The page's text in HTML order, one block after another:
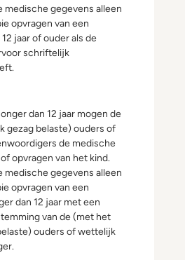
medische gegevens alleen
opvragen van een
jaar of ouder als de
schriftelijk
dan 12 jaar mogen de
gezag belaste) ouders of
de medische
opvragen van het kind.
medische gegevens alleen
opvragen van een
dan 12 jaar met een
van de (met het
ouders of wettelijk